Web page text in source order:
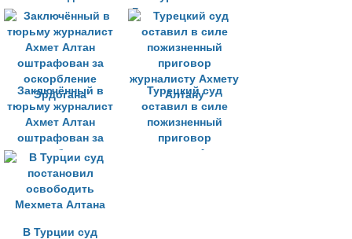
тюрьмы
Гюндема в тюрьме
Заключённый в
тюрьму журналист
Ахмет Алтан
оштрафован за
оскорбление
Эрдогана
Турецкий суд
оставил в силе
пожизненный
приговор
журналисту Ахмету
В Турции суд